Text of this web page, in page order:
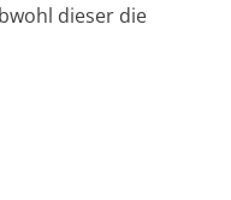
dieser die